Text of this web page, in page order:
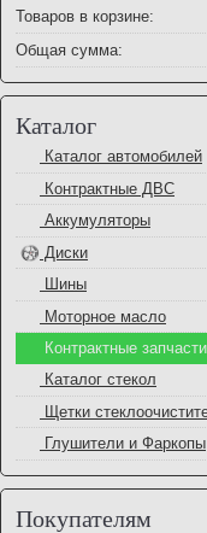
Товаров в корзине:
Общая сумма:
Каталог
Каталог автомобилей
Контрактные ДВС
Аккумуляторы
Диски
Шины
Моторное масло
Контрактные запчасти
Каталог стекол
Щетки
Глушители и Фаркопы
Покупателям